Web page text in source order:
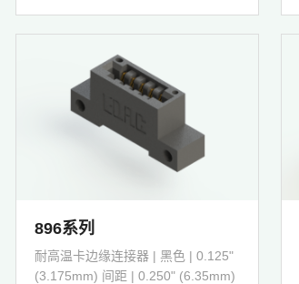
896系列
耐高温卡边缘连接器 | 黑色 | 0.125"
(3.175mm) 间距 | 0.250" (6.35mm)